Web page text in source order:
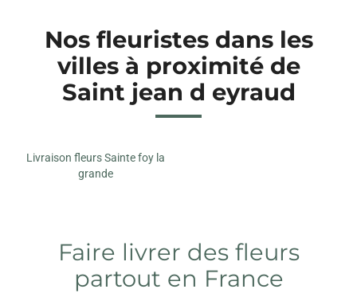
Nos fleuristes dans les
villes à proximité de
Saint jean d eyraud
Livraison fleurs Sainte foy la
grande
Faire livrer des fleurs
partout en France